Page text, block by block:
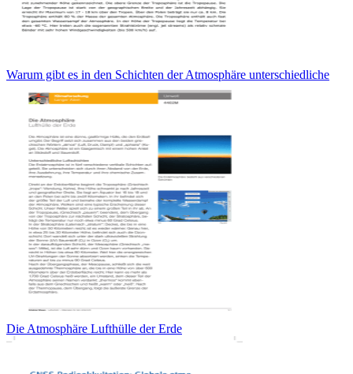
Warum gibt es in den Schichten der Atmosphäre unterschiedliche
Die Atmosphäre Lufthülle der Erde